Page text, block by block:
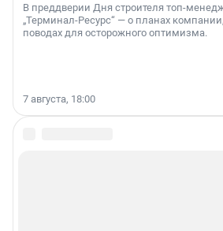
В преддверии Дня строителя топ-
„Терминал-Ресурс“ — о планах
поводах для осторожного оптимизма.
7 августа, 18:00